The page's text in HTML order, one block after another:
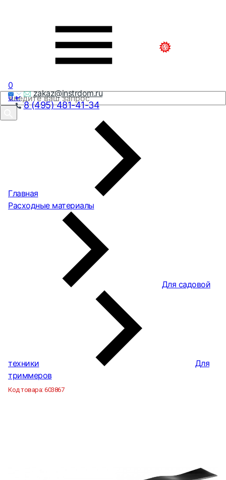
zakaz@instrdom.ru
8 (495) 481-41-34
0
0₽
Главная
Расходные материалы
Для садовой
техники
Для
триммеров
Код товара:603867